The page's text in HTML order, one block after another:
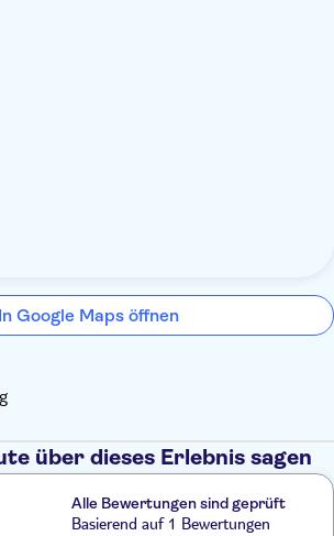
In Google Maps öffnen
über dieses Erlebnis sagen
Alle Bewertungen sind geprüft
Basierend auf 1 Bewertungen